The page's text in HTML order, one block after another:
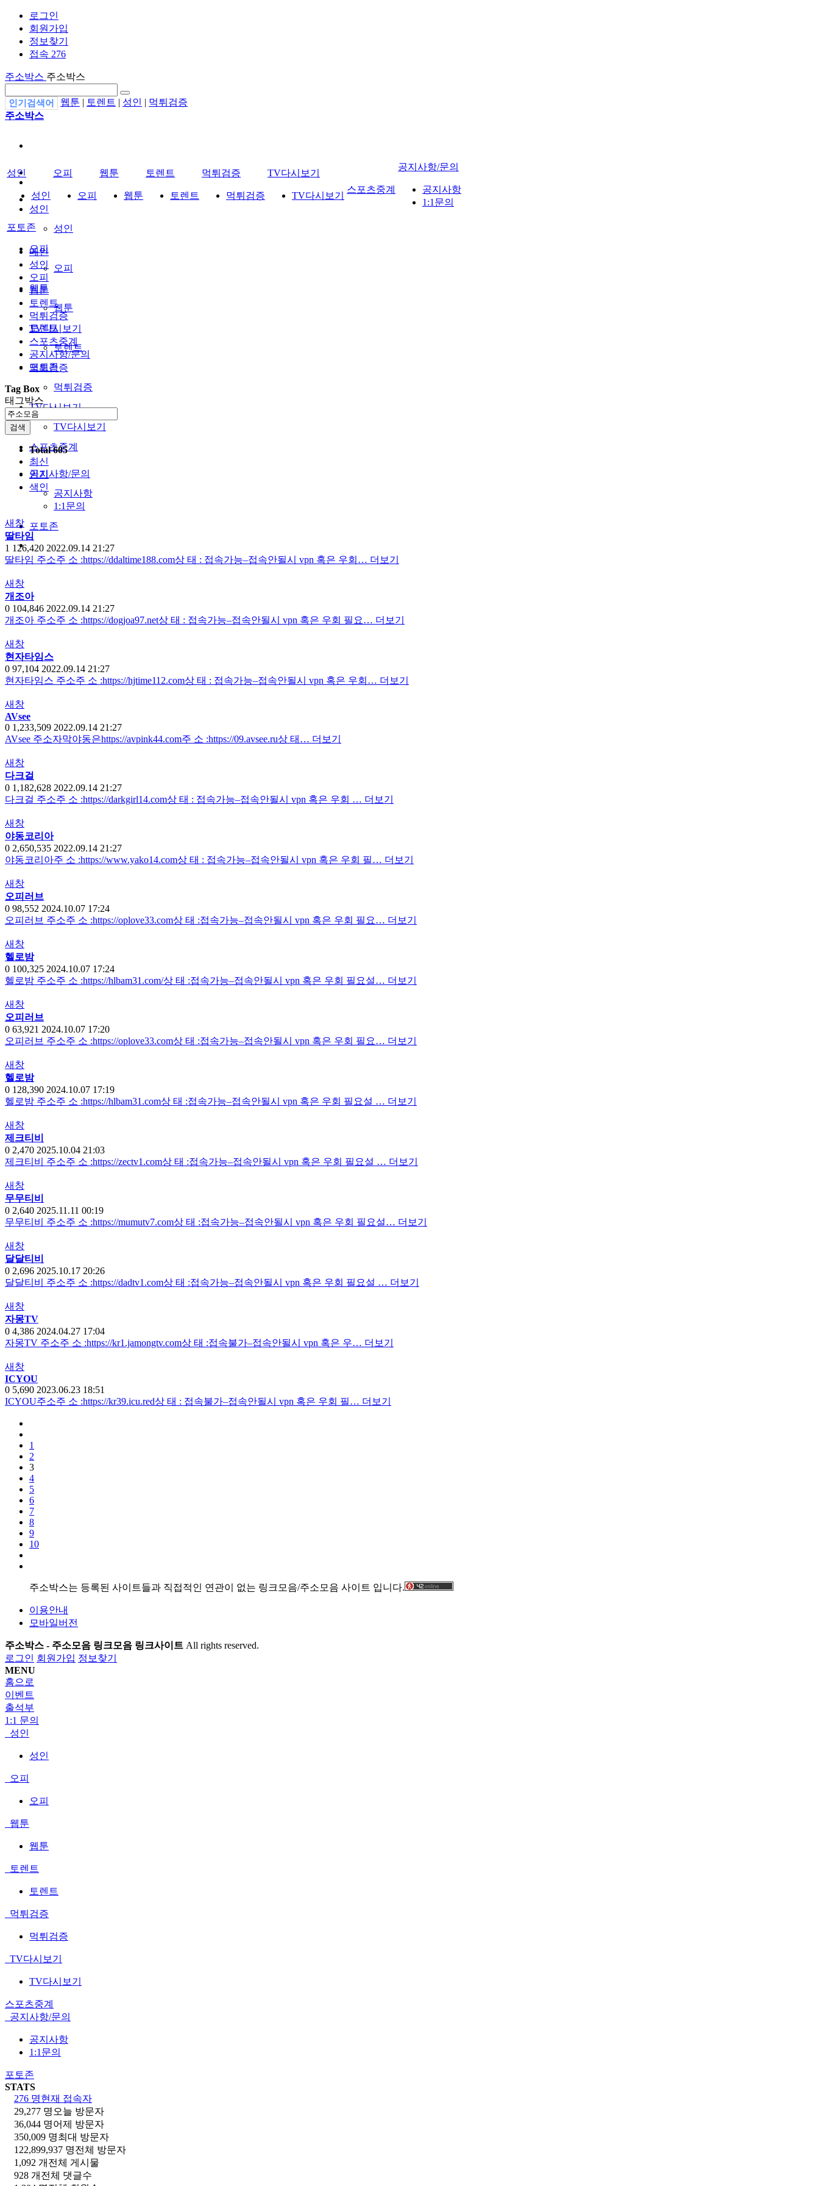
로그인
회원가입
정보찾기
접속 276
주소박스 주소박스
인기검색어 웹툰 | 토렌트 | 성인 | 먹튀검증
주소박스
성인
성인
오피
오피
웹툰
웹툰
토렌트
토렌트
먹튀검증
먹튀검증
TV다시보기
TV다시보기
스포츠중계
공지사항/문의
공지사항
1:1문의
포토존
성인
성인
오피
오피
웹툰
웹툰
토렌트
토렌트
먹튀검증
먹튀검증
TV다시보기
TV다시보기
스포츠중계
공지사항/문의
공지사항
1:1문의
포토존
메인
성인
오피
웹툰
토렌트
먹튀검증
TV다시보기
스포츠중계
공지사항/문의
포토존
Tag Box
태그박스
검색
Total 605
최신
인기
색인
새창
딸타임
1 126,420 2022.09.14 21:27
딸타임 주소주 소 :https://ddaltime188.com상 태 : 접속가능–접속안될시 vpn 혹은 우회… 더보기
새창
개조아
0 104,846 2022.09.14 21:27
개조아 주소주 소 :https://dogjoa97.net상 태 : 접속가능–접속안될시 vpn 혹은 우회 필요… 더보기
새창
현자타임스
0 97,104 2022.09.14 21:27
현자타임스 주소주 소 :https://hjtime112.com상 태 : 접속가능–접속안될시 vpn 혹은 우회… 더보기
새창
AVsee
0 1,233,509 2022.09.14 21:27
AVsee 주소자막야동은https://avpink44.com주 소 :https://09.avsee.ru상 태… 더보기
새창
다크걸
0 1,182,628 2022.09.14 21:27
다크걸 주소주 소 :https://darkgirl14.com상 태 : 접속가능–접속안될시 vpn 혹은 우회 … 더보기
새창
야동코리아
0 2,650,535 2022.09.14 21:27
야동코리아주 소 :https://www.yako14.com상 태 : 접속가능–접속안될시 vpn 혹은 우회 필… 더보기
새창
오피러브
0 98,552 2024.10.07 17:24
오피러브 주소주 소 :https://oplove33.com상 태 :접속가능–접속안될시 vpn 혹은 우회 필요… 더보기
새창
헬로밤
0 100,325 2024.10.07 17:24
헬로밤 주소주 소 :https://hlbam31.com/상 태 :접속가능–접속안될시 vpn 혹은 우회 필요설… 더보기
새창
오피러브
0 63,921 2024.10.07 17:20
오피러브 주소주 소 :https://oplove33.com상 태 :접속가능–접속안될시 vpn 혹은 우회 필요… 더보기
새창
헬로밤
0 128,390 2024.10.07 17:19
헬로밤 주소주 소 :https://hlbam31.com상 태 :접속가능–접속안될시 vpn 혹은 우회 필요설 … 더보기
새창
제크티비
0 2,470 2025.10.04 21:03
제크티비 주소주 소 :https://zectv1.com상 태 :접속가능–접속안될시 vpn 혹은 우회 필요설 … 더보기
새창
무무티비
0 2,640 2025.11.11 00:19
무무티비 주소주 소 :https://mumutv7.com상 태 :접속가능–접속안될시 vpn 혹은 우회 필요설… 더보기
새창
달달티비
0 2,696 2025.10.17 20:26
달달티비 주소주 소 :https://dadtv1.com상 태 :접속가능–접속안될시 vpn 혹은 우회 필요설 … 더보기
새창
자몽TV
0 4,386 2024.04.27 17:04
자몽TV 주소주 소 :https://kr1.jamongtv.com상 태 :접속불가–접속안될시 vpn 혹은 우… 더보기
새창
ICYOU
0 5,690 2023.06.23 18:51
ICYOU주소주 소 :https://kr39.icu.red상 태 : 접속불가–접속안될시 vpn 혹은 우회 필… 더보기
1
2
3
4
5
6
7
8
9
10
주소박스는 등록된 사이트들과 직접적인 연관이 없는 링크모음/주소모음 사이트 입니다.
이용안내
모바일버전
주소박스 - 주소모음 링크모음 링크사이트 All rights reserved.
로그인 회원가입 정보찾기
MENU
홈으로
이벤트
출석부
1:1 문의
성인
성인
오피
오피
웹툰
웹툰
토렌트
토렌트
먹튀검증
먹튀검증
TV다시보기
TV다시보기
스포츠중계
공지사항/문의
공지사항
1:1문의
포토존
STATS
276 명현재 접속자
29,277 명 오늘 방문자
36,044 명어제 방문자
350,009 명최대 방문자
122,899,937 명전체 방문자
1,092 개 전체 게시물
928 개 전체 댓글수